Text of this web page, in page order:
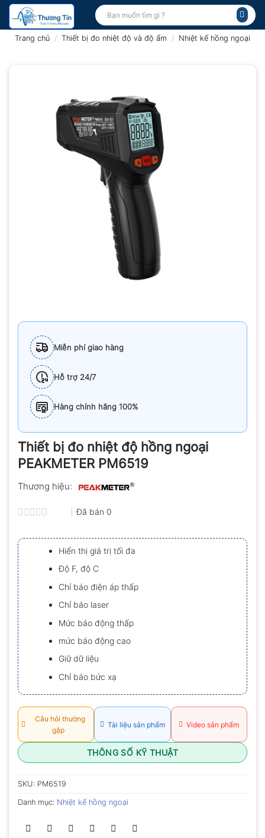
Bỏ
qua
Tìm
kiếm:
Trang chủ / Thiết bị đo nhiệt độ và độ ẩm / Nhiệt kế hồng ngoại
Miễn phí giao hàng
Hỗ trợ 24/7
Hàng chính hãng 100%
Thiết bị đo nhiệt độ hồng ngoại
PEAKMETER PM6519
Thương hiệu:
xếp
hạng
0.0
5
sao
Đã bán 0
Hiển thị giá trị tối đa
Độ F, độ C
Chỉ báo điện áp thấp
Chỉ báo laser
Mức báo động thấp
mức báo động cao
Giữ dữ liệu
Chỉ báo bức xạ
Câu hỏi thường
gặp
Tài liệu sản phẩm Video sản phẩm
THÔNG SỐ KỸ THUẬT
SKU: PM6519
Danh mục: Nhiệt kế hồng ngoại